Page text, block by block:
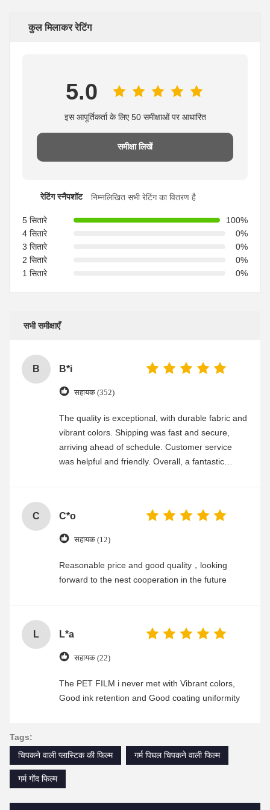
कुल मिलाकर रेटिंग
5.0
इस आपूर्तिकर्ता के लिए 50 समीक्षाओं पर आधारित
समीक्षा लिखें
रेटिंग स्नैपशॉट निम्नलिखित सभी रेटिंग का वितरण है
5 सितारे
100%
4 सितारे
0%
3 सितारे
0%
2 सितारे
0%
1 सितारे
0%
सभी समीक्षाएँ
B B*i
सहायक (352)
The quality is exceptional, with durable fabric and
vibrant colors. Shipping was fast and secure,
arriving ahead of schedule. Customer service
was helpful and friendly. Overall, a fantastic
C C*o
सहायक (12)
Reasonable price and good quality，looking
forward to the nest cooperation in the future
L L*a
सहायक (22)
The PET FILM i never met with Vibrant colors,
Good ink retention and Good coating uniformity
Tags:
चिपकने वाली प्लास्टिक की फिल्म
गर्म पिघल चिपकने वाली फिल्म
गर्म गोंद फिल्म